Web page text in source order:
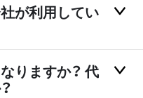
が利用してい
りますか？ 代